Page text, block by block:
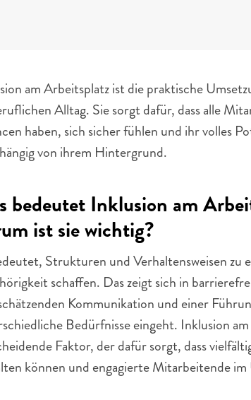
am Arbeitsplatz ist die praktische
Alltag. Sie sorgt dafür, dass alle
haben, sich sicher fühlen und ihr volles
von ihrem Hintergrund.
bedeutet Inklusion am
ist sie wichtig?
Strukturen und Verhaltensweisen zu
schaffen. Das zeigt sich in
Kommunikation und einer
Bedürfnisse eingeht. Inklusion
Faktor, der dafür sorgt, dass
können und engagierte Mitarbeitende